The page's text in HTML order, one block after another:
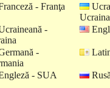
- Franţa
Ucraina
-
-
- SUA